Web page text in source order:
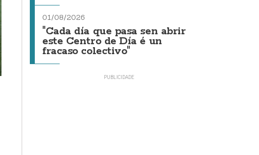
01/08/2026
"Cada día que pasa sen abrir
este Centro de Día é un
fracaso colectivo"